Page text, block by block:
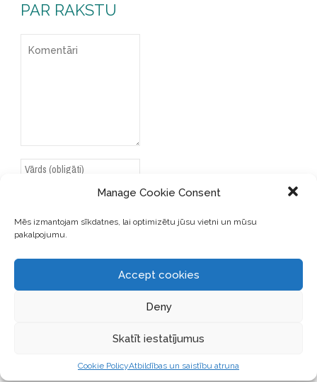
Manage Cookie Consent
Mēs izmantojam sīkdatnes, lai optimizētu jūsu vietni un mūsu
pakalpojumu.
Accept cookies
Deny
Skatīt iestatījumus
Cookie PolicyAtbildības un saistību atruna
PAR RAKSTU
SAGLABĀJIET MANU VĀRDU,
ŠAJĀ PĀRLŪKPROGRAMMĀ